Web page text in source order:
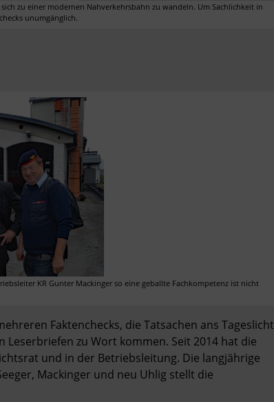
zu einer modernen Nahverkehrsbahn zu wandeln. Um Sachlichkeit in
unumgänglich.
KR Gunter Mackinger so eine geballte Fachkompetenz ist nicht
Faktenchecks, die Tatsachen ans Tageslicht
zu Wort kommen. Seit 2014 hat die
und in der Betriebsleitung. Die langjährige
Mackinger und neu Uhlig stellt die